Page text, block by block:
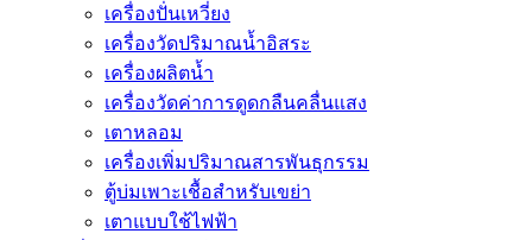
เครื่องปั่นเหวี่ยง
เครื่องวัดปริมาณน้ำอิสระ
เครื่องผลิตน้ำ
เครื่องวัดค่าการดูดกลืนคลื่นแสง
เตาหลอม
เครื่องเพิ่มปริมาณสารพันธุกรรม
ตู้บ่มเพาะเชื้อสำหรับเขย่า
เตาแบบใช้ไฟฟ้า